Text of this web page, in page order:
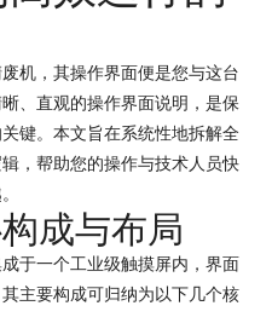
机，其操作界面便是您与这台
、直观的操作界面说明，是保
键。本文旨在系统性地拆解全
，帮助您的操作与技术人员快
成与布局
于一个工业级触摸屏内，界面
主要构成可归纳为以下几个核